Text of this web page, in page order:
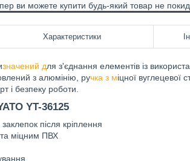
ви можете купити будь-який товар не
Характеристики
значений для з'єднання елементів із
з алюмінію, ручка з міцної вуглецевої
і безпеку роботи.
YT-36125
після кріплення
міцним ПВХ